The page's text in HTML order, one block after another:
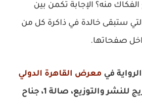
منه؟ الإجابة تكمن بين
ستبقى خالدة في ذاكرة كل من
صفحاتها.
في معرض القاهرة الدولي
داخل دار مزيج للنشر والتوزيع، صالة 1، جناح